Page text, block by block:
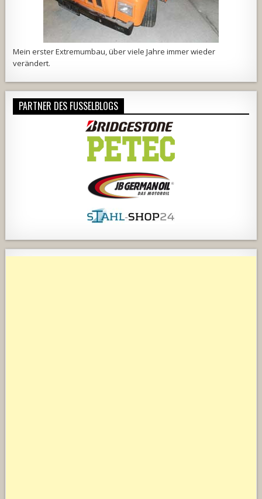
Mein erster Extremumbau, über viele Jahre immer wieder
verändert.
PARTNER DES FUSSELBLOGS